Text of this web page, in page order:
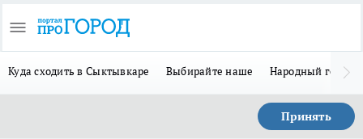
Куда сходить в Сыктывкаре Выбирайте наше Народный герой
Принять